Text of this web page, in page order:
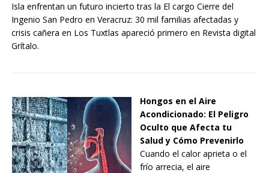
Isla enfrentan un futuro incierto tras la El cargo Cierre del
Ingenio San Pedro en Veracruz: 30 mil familias afectadas y
crisis cañera en Los Tuxtlas apareció primero en Revista digital
Grítalo.
Hongos en el Aire
Acondicionado: El Peligro
Oculto que Afecta tu
Salud y Cómo Prevenirlo
Cuando el calor aprieta o el
frío arrecia, el aire